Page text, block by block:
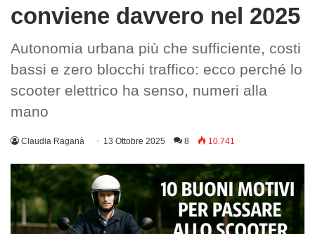
conviene davvero nel 2025
Autonomia urbana più che sufficiente, costi
bassi e zero blocchi traffico: ecco perché lo
scooter elettrico ha senso, numeri alla
mano
Claudia Raganà 13 Ottobre 2025 8 10.741